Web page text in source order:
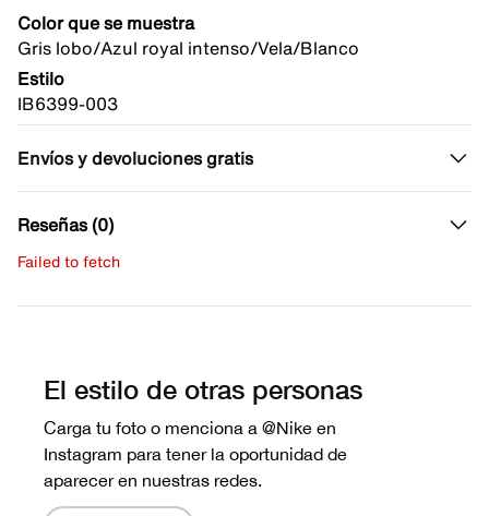
Color que se muestra
Gris lobo/Azul royal intenso/Vela/Blanco
Estilo
IB6399-003
Envíos y devoluciones gratis
Reseñas (0)
Failed to fetch